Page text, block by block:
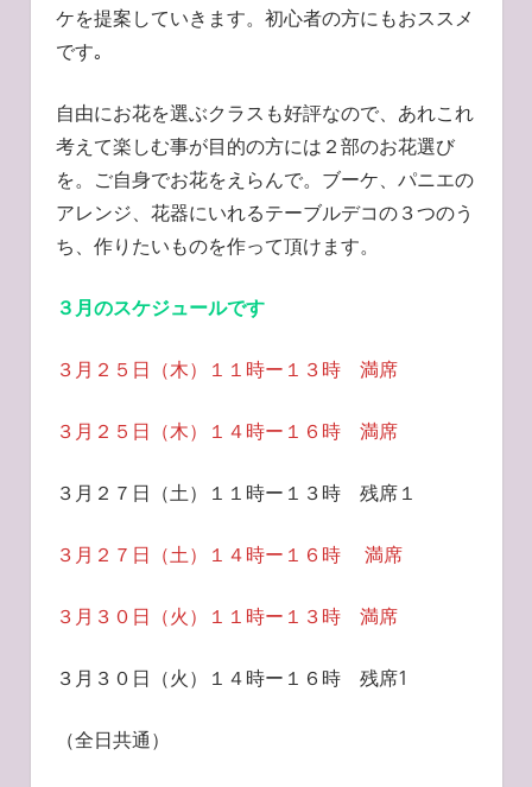
ケを提案していきます。初心者の方にもおススメ
です｡
自由にお花を選ぶクラスも好評なので、あれこれ
考えて楽しむ事が目的の方には２部のお花選び
を。ご自身でお花をえらんで。ブーケ、パニエの
アレンジ、花器にいれるテーブルデコの３つのう
ち、作りたいものを作って頂けます。
３月のスケジュールです
３月２５日（木）１１時ー１３時 満席
３月２５日（木）１４時ー１６時 満席
３月２７日（土）１１時ー１３時 残席１
３月２７日（土）１４時ー１６時 満席
３月３０日（火）１１時ー１３時 満席
３月３０日（火）１４時ー１６時 残席1
（全日共通）